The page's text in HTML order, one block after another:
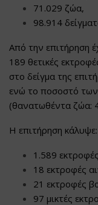
71.029 ζώα,
98.914
Από την επιτήρηση
189 θετικές
στο δείγμα της
ενώ το ποσοστό
(θανατωθέντα ζώα:
Η επιτήρηση κάλυψε:
1.589
18 εκτροφές
21 εκτροφές
97 μικτές